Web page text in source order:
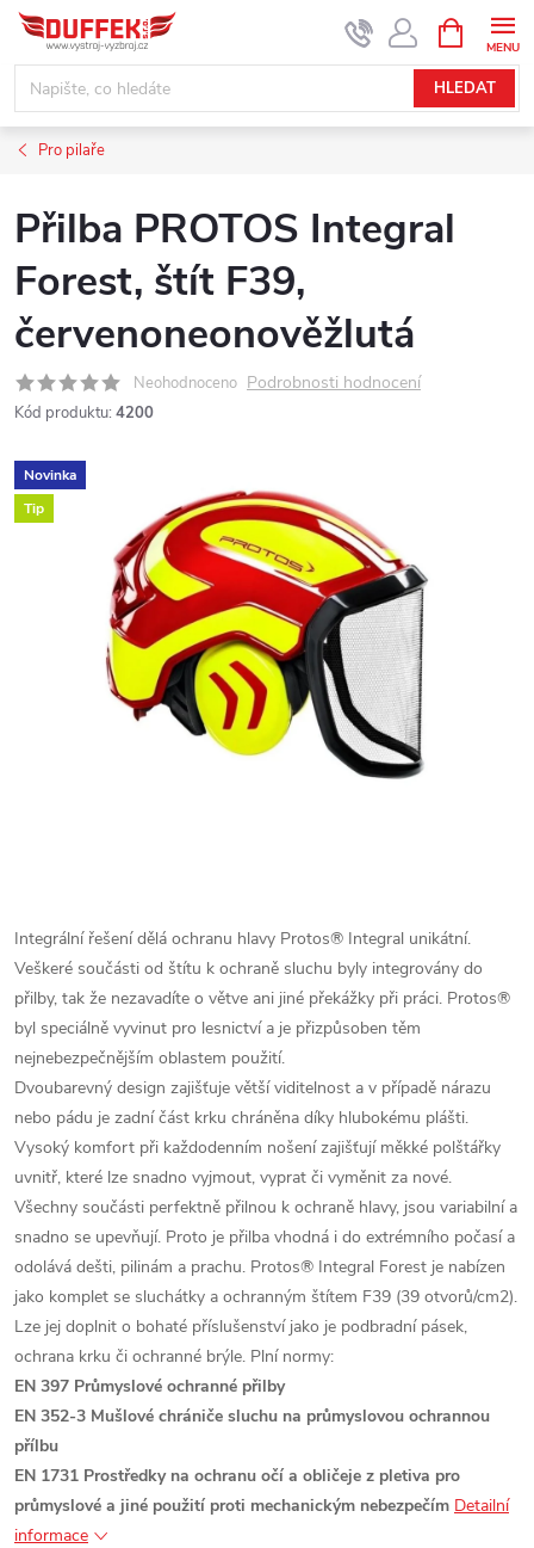
Přejít
obsah
HLEDAT
NÁKUPNÍ
KOŠÍK
Pro pilaře
Přilba PROTOS Integral
Forest, štít F39,
červenoneonověžlutá
Neohodnoceno Podrobnosti hodnocení
Kód produktu: 4200
Novinka
Tip
Integrální řešení dělá ochranu hlavy Protos® Integral unikátní.
Veškeré součásti od štítu k ochraně sluchu byly integrovány do
přilby, tak že nezavadíte o větve ani jiné překážky při práci. Protos®
byl speciálně vyvinut pro lesnictví a je přizpůsoben těm
nejnebezpečnějším oblastem použití.
Dvoubarevný design zajišťuje větší viditelnost a v případě nárazu
nebo pádu je zadní část krku chráněna díky hlubokému plášti.
Vysoký komfort při každodenním nošení zajišťují měkké polštářky
uvnitř, které lze snadno vyjmout, vyprat či vyměnit za nové.
​Všechny součásti perfektně přilnou k ochraně hlavy, jsou variabilní a
snadno se upevňují. Proto je přilba vhodná i do extrémního počasí a
odolává dešti, pilinám a prachu. Protos® Integral Forest je nabízen
jako komplet se sluchátky a ochranným štítem F39 (39 otvorů/cm2).
Lze jej doplnit o bohaté příslušenství jako je podbradní pásek,
ochrana krku či ochranné brýle. Plní normy:
EN 397 Průmyslové ochranné přilby
EN 352-3 Mušlové chrániče sluchu na průmyslovou ochrannou
přílbu
EN 1731 Prostředky na ochranu očí a obličeje z pletiva pro
průmyslové a jiné použití proti mechanickým nebezpečím Detailní
informace